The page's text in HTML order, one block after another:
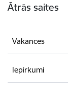
Ātrās saites
Vakances
Iepirkumi